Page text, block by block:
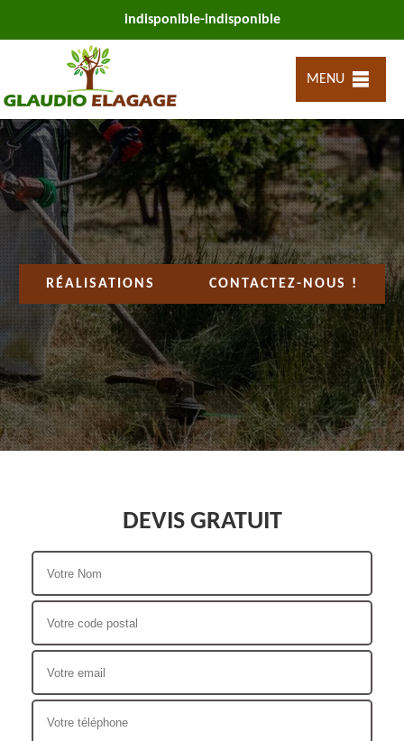
indisponible-indisponible
MENU
RÉALISATIONS CONTACTEZ-NOUS !
DEVIS GRATUIT